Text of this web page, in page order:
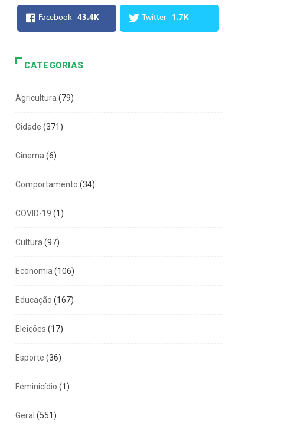
Facebook 43.4K Twitter 1.7K
CATEGORIAS
Agricultura (79)
Cidade (371)
Cinema (6)
Comportamento (34)
COVID-19 (1)
Cultura (97)
Economia (106)
Educação (167)
Eleições (17)
Esporte (36)
Feminicídio (1)
Geral (551)